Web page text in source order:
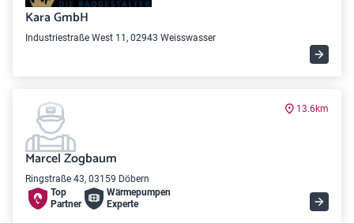
Kara GmbH
Industriestraße West 11, 02943 Weisswasser
13.6km
Marcel Zogbaum
Ringstraße 43, 03159 Döbern
Top
Partner
Wärme­pumpen
Experte